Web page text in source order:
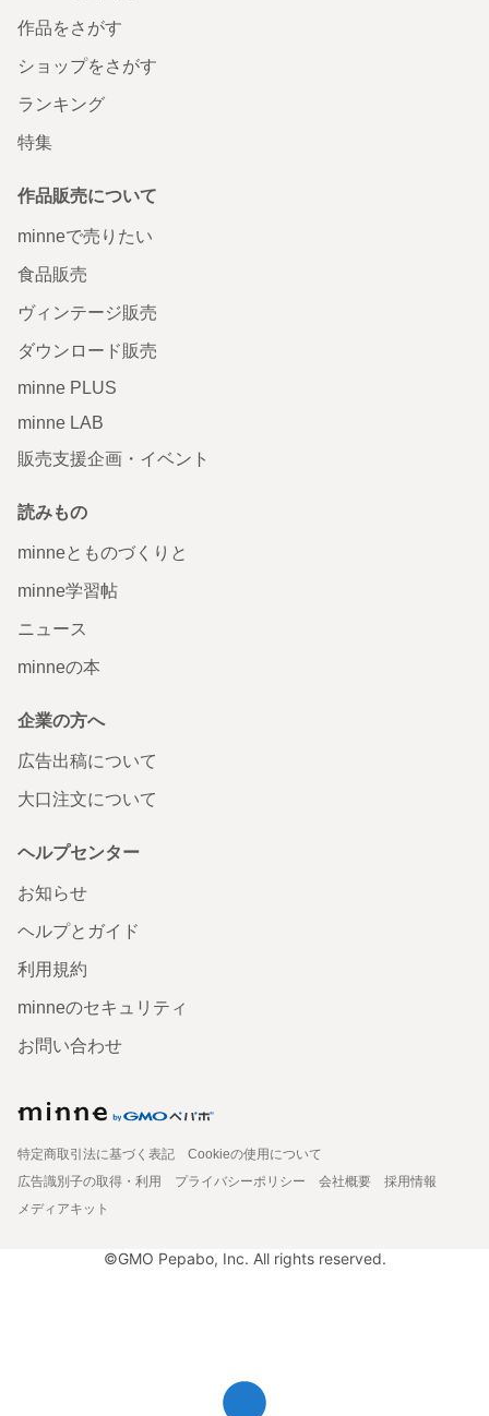
作品をさがす
ショップをさがす
ランキング
特集
作品販売について
minneで売りたい
食品販売
ヴィンテージ販売
ダウンロード販売
minne PLUS
minne LAB
販売支援企画・イベント
読みもの
minneとものづくりと
minne学習帖
ニュース
minneの本
企業の方へ
広告出稿について
大口注文について
ヘルプセンター
お知らせ
ヘルプとガイド
利用規約
minneのセキュリティ
お問い合わせ
特定商取引法に基づく表記
Cookieの使用について
広告識別子の取得・利用
プライバシーポリシー 会社概要
採用情報
メディアキット
©GMO Pepabo, Inc. All rights reserved.